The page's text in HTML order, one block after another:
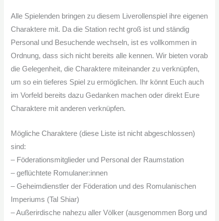
Alle Spielenden bringen zu diesem Liverollenspiel ihre eigenen
Charaktere mit. Da die Station recht groß ist und ständig
Personal und Besuchende wechseln, ist es vollkommen in
Ordnung, dass sich nicht bereits alle kennen. Wir bieten vorab
die Gelegenheit, die Charaktere miteinander zu verknüpfen,
um so ein tieferes Spiel zu ermöglichen. Ihr könnt Euch auch
im Vorfeld bereits dazu Gedanken machen oder direkt Eure
Charaktere mit anderen verknüpfen.
Mögliche Charaktere (diese Liste ist nicht abgeschlossen)
sind:
– Föderationsmitglieder und Personal der Raumstation
– geflüchtete Romulaner:innen
– Geheimdienstler der Föderation und des Romulanischen
Imperiums (Tal Shiar)
– Außerirdische nahezu aller Völker (ausgenommen Borg und